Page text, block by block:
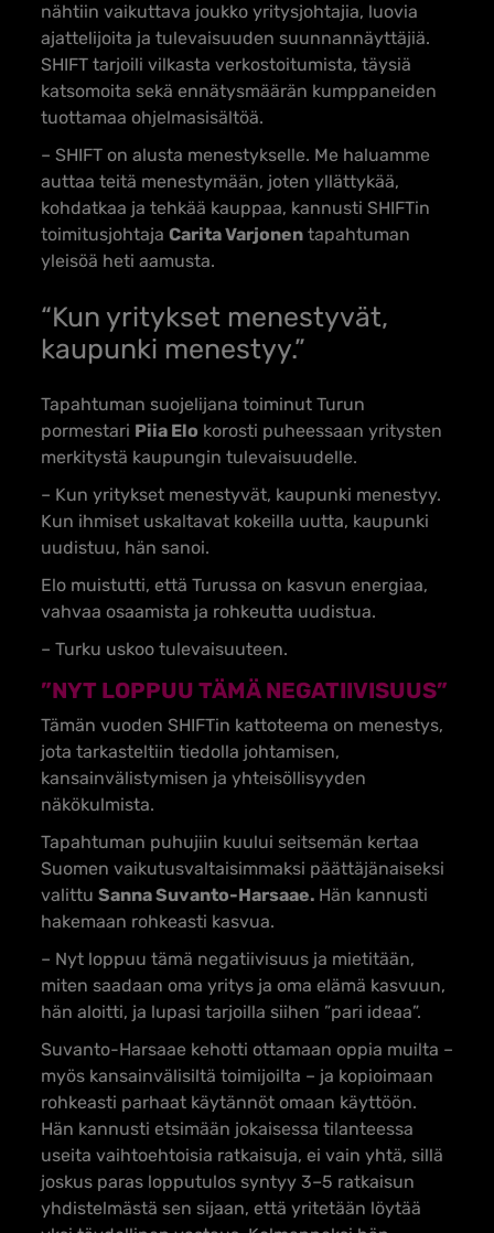
nähtiin vaikuttava joukko yritysjohtajia, luovia
ajattelijoita ja tulevaisuuden suunnannäyttäjiä.
SHIFT tarjoili vilkasta verkostoitumista, täysiä
katsomoita sekä ennätysmäärän kumppaneiden
tuottamaa ohjelmasisältöä.
– SHIFT on alusta menestykselle. Me haluamme
auttaa teitä menestymään, joten yllättykää,
kohdatkaa ja tehkää kauppaa, kannusti SHIFTin
toimitusjohtaja Carita Varjonen tapahtuman
yleisöä heti aamusta.
“Kun yritykset menestyvät,
kaupunki menestyy.”
Tapahtuman suojelijana toiminut Turun
pormestari Piia Elo korosti puheessaan yritysten
merkitystä kaupungin tulevaisuudelle.
– Kun yritykset menestyvät, kaupunki menestyy.
Kun ihmiset uskaltavat kokeilla uutta, kaupunki
uudistuu, hän sanoi.
Elo muistutti, että Turussa on kasvun energiaa,
vahvaa osaamista ja rohkeutta uudistua.
– Turku uskoo tulevaisuuteen.
”NYT LOPPUU TÄMÄ NEGATIIVISUUS”
Tämän vuoden SHIFTin kattoteema on menestys,
jota tarkasteltiin tiedolla johtamisen,
kansainvälistymisen ja yhteisöllisyyden
näkökulmista.
Tapahtuman puhujiin kuului seitsemän kertaa
Suomen vaikutusvaltaisimmaksi päättäjänaiseksi
valittu Sanna Suvanto-Harsaae. Hän kannusti
hakemaan rohkeasti kasvua.
– Nyt loppuu tämä negatiivisuus ja mietitään,
miten saadaan oma yritys ja oma elämä kasvuun,
hän aloitti, ja lupasi tarjoilla siihen ”pari ideaa”.
Suvanto-Harsaae kehotti ottamaan oppia muilta –
myös kansainvälisiltä toimijoilta – ja kopioimaan
rohkeasti parhaat käytännöt omaan käyttöön.
Hän kannusti etsimään jokaisessa tilanteessa
useita vaihtoehtoisia ratkaisuja, ei vain yhtä, sillä
joskus paras lopputulos syntyy 3–5 ratkaisun
yhdistelmästä sen sijaan, että yritetään löytää